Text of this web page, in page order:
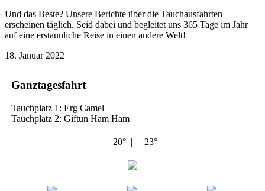
Und das Beste? Unsere Berichte über die Tauchausfahrten
erscheinen täglich. Seid dabei und begleitet uns 365 Tage im Jahr
auf eine erstaunliche Reise in einen andere Welt!
18. Januar 2022
Ganztagesfahrt
Tauchplatz 1: Erg Camel
Tauchplatz 2: Giftun Ham Ham
20° | 23°